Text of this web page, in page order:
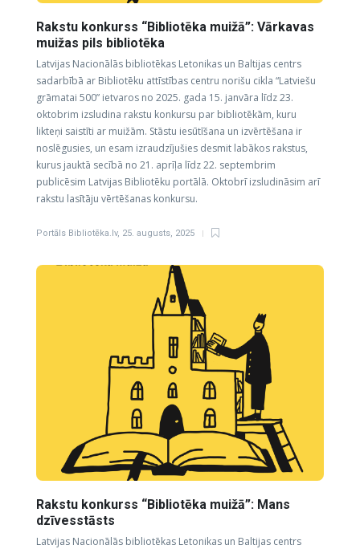
Rakstu konkurss “Bibliotēka muižā”: Vārkavas
muižas pils bibliotēka
Latvijas Nacionālās bibliotēkas Letonikas un Baltijas centrs
sadarbībā ar Bibliotēku attīstības centru norišu cikla “Latviešu
grāmatai 500” ietvaros no 2025. gada 15. janvāra līdz 23.
oktobrim izsludina rakstu konkursu par bibliotēkām, kuru
likteņi saistīti ar muižām. Stāstu iesūtīšana un izvērtēšana ir
noslēgusies, un esam izraudzījušies desmit labākos rakstus,
kurus jauktā secībā no 21. aprīļa līdz 22. septembrim
publicēsim Latvijas Bibliotēku portālā. Oktobrī izsludināsim arī
rakstu lasītāju vērtēšanas konkursu.
Portāls Bibliotēka.lv, 25. augusts, 2025
Rakstu konkurss “Bibliotēka muižā”: Mans
dzīvesstāsts
Latvijas Nacionālās bibliotēkas Letonikas un Baltijas centrs